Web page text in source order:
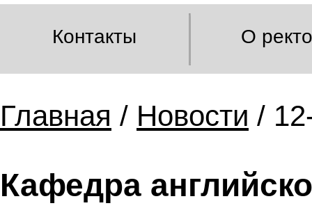
Контакты О
Главная / Новости /
Кафедра